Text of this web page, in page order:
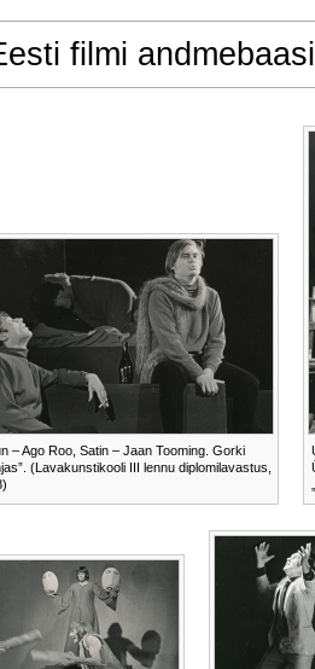
filmi
– Ago Roo, Satin – Jaan Tooming. Gorki
(Lavakunstikooli III lennu diplomilavastus,